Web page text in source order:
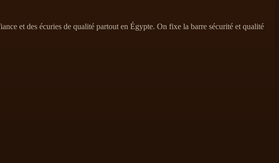
et des écuries de qualité partout en Égypte. On fixe la barre sécurité et qualité